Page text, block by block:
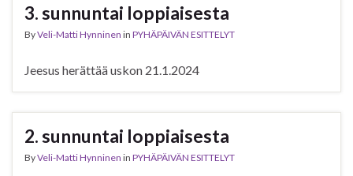
3. sunnuntai loppiaisesta
ByVeli-Matti Hynninen in PYHÄPÄIVÄN ESITTELYT
Jeesus herättää uskon 21.1.2024
2. sunnuntai loppiaisesta
ByVeli-Matti Hynninen in PYHÄPÄIVÄN ESITTELYT